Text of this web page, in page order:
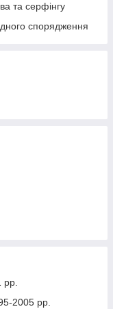
та серфінгу
спорядження
гг.
2005 рр.